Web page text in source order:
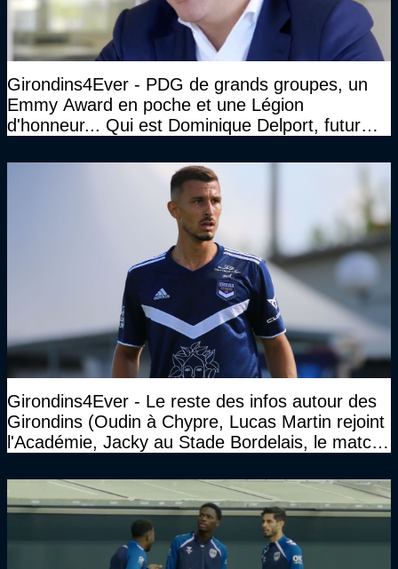
Girondins4Ever - PDG de grands groupes, un
Emmy Award en poche et une Légion
d'honneur... Qui est Dominique Delport, futur
Girondins4Ever - Le reste des infos autour des
Girondins (Oudin à Chypre, Lucas Martin rejoint
l'Académie, Jacky au Stade Bordelais, le match